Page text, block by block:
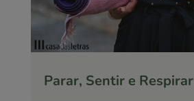
Parar, Sentir e Respirar